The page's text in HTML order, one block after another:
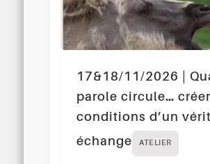
17&18/11/2026 |
parole circule…
conditions d’un
échange
ATELIER